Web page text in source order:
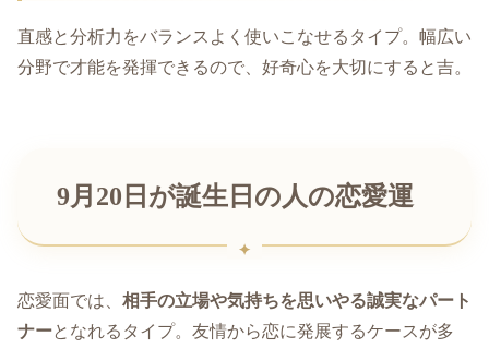
直感と分析力をバランスよく使いこなせるタイプ。幅広い
分野で才能を発揮できるので、好奇心を大切にすると吉。
9月20日が誕生日の人の恋愛運
恋愛面では、 相手の立場や気持ちを思いやる誠実なパート
ナーとなれるタイプ。友情から恋に発展するケースが多